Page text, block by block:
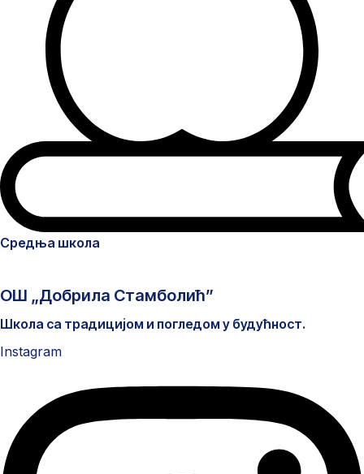
Средња школа
ОШ „Добрила Стамболић”
Школа са традицијом и погледом у будућност.
Instagram